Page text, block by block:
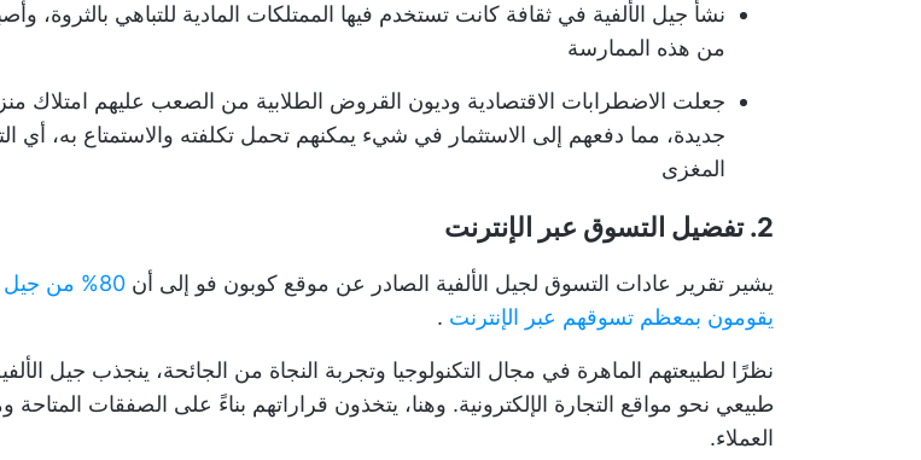
نشأ جيل الألفية في ثقافة كانت تستخدم فيها الممتلكات المادية للتباهي بالثروة،
من هذه الممارسة
جعلت الاضطرابات الاقتصادية وديون القروض الطلابية من الصعب عليهم امتلاك
جديدة، مما دفعهم إلى الاستثمار في شيء يمكنهم تحمل تكلفته والاستمتاع به، أي
المغزى
2. تفضيل التسوق عبر الإنترنت
يشير تقرير عادات التسوق لجيل الألفية الصادر عن موقع كوبون فو إلى أن
80% من جيل
يقومون بمعظم تسوقهم عبر الإنترنت .
نظرًا لطبيعتهم الماهرة في مجال التكنولوجيا وتجربة النجاة من الجائحة، ينجذب جيل
طبيعي نحو مواقع التجارة الإلكترونية. وهنا، يتخذون قراراتهم بناءً على الصفقات المتاحة
العملاء.